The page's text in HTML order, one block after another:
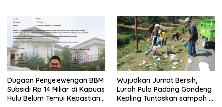
Dugaan Penyelewengan BBM
Subsidi Rp 14 Miliar di Kapuas
Hulu Belum Temui Kepastian
Wujudkan Jumat Bersih,
Lurah Pulo Padang Gandeng
Kepling Tuntaskan sampah di